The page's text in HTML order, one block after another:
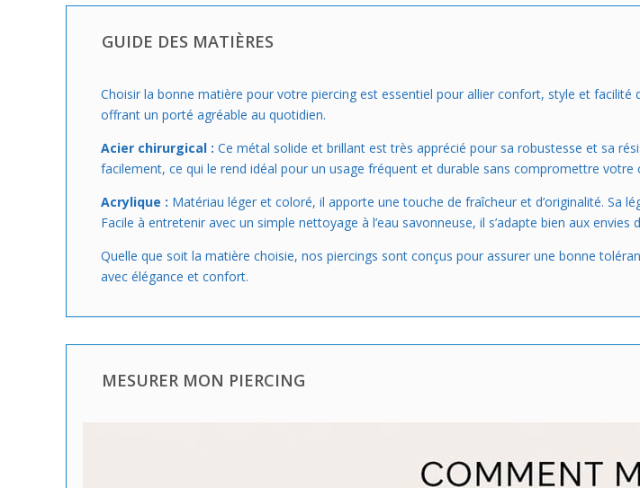
GUIDE DES MATIÈRES
Choisir la bonne matière pour votre piercing est essentiel pour allier confort, style et
offrant un porté agréable au quotidien.
Acier chirurgical : Ce métal solide et brillant est très apprécié pour sa robustesse et sa
facilement, ce qui le rend idéal pour un usage fréquent et durable sans compromettre votre
Acrylique : Matériau léger et coloré, il apporte une touche de fraîcheur et d’originalité. Sa
Facile à entretenir avec un simple nettoyage à l’eau savonneuse, il s’adapte bien aux envies
Quelle que soit la matière choisie, nos piercings sont conçus pour assurer une bonne
avec élégance et confort.
MESURER MON PIERCING